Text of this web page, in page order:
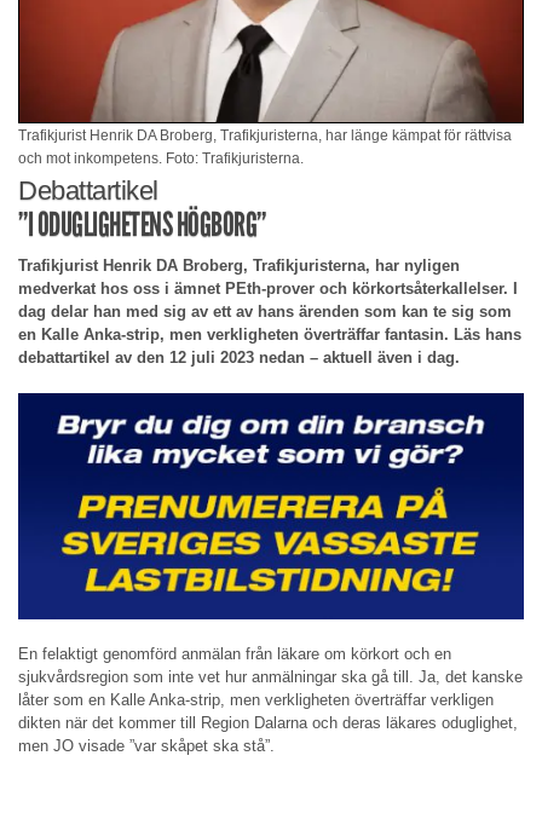
Trafikjurist Henrik DA Broberg, Trafikjuristerna, har länge kämpat för rättvisa
och mot inkompetens. Foto: Trafikjuristerna.
Debattartikel
”I ODUGLIGHETENS HÖGBORG”
Trafikjurist Henrik DA Broberg, Trafikjuristerna, har nyligen
medverkat hos oss i ämnet PEth-prover och körkortsåterkallelser. I
dag delar han med sig av ett av hans ärenden som kan te sig som
en Kalle Anka-strip, men verkligheten överträffar fantasin. Läs hans
debattartikel av den 12 juli 2023 nedan – aktuell även i dag.
En felaktigt genomförd anmälan från läkare om körkort och en
sjukvårdsregion som inte vet hur anmälningar ska gå till. Ja, det kanske
låter som en Kalle Anka-strip, men verkligheten överträffar verkligen
dikten när det kommer till Region Dalarna och deras läkares oduglighet,
men JO visade ”var skåpet ska stå”.